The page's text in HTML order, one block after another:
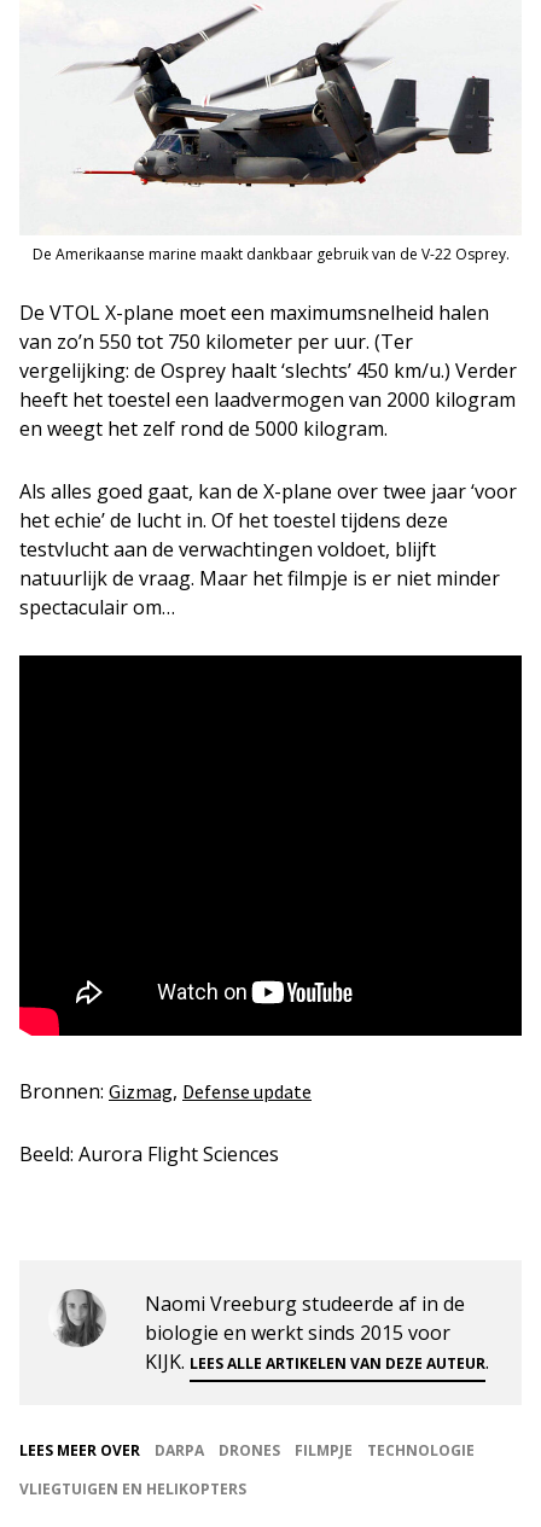
De Amerikaanse marine maakt dankbaar gebruik van de V-22 Osprey.
De VTOL X-plane moet een maximumsnelheid halen
van zo’n 550 tot 750 kilometer per uur. (Ter
vergelijking: de Osprey haalt ‘slechts’ 450 km/u.) Verder
heeft het toestel een laadvermogen van 2000 kilogram
en weegt het zelf rond de 5000 kilogram.
Als alles goed gaat, kan de X-plane over twee jaar ‘voor
het echie’ de lucht in. Of het toestel tijdens deze
testvlucht aan de verwachtingen voldoet, blijft
natuurlijk de vraag. Maar het filmpje is er niet minder
spectaculair om…
Bronnen: Gizmag, Defense update
Beeld: Aurora Flight Sciences
Naomi Vreeburg studeerde af in de
biologie en werkt sinds 2015 voor
KIJK. LEES ALLE ARTIKELEN VAN DEZE AUTEUR.
LEES MEER OVER DARPA DRONES FILMPJE
TECHNOLOGIE
VLIEGTUIGEN EN HELIKOPTERS